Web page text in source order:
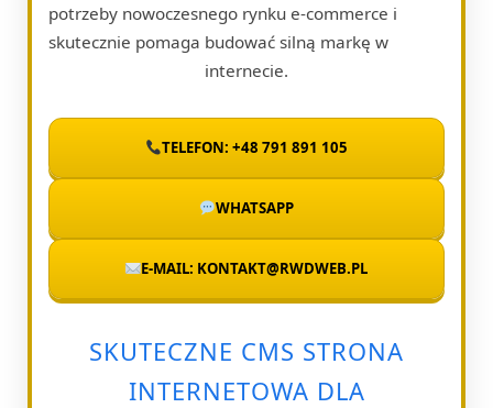
potrzeby nowoczesnego rynku e-commerce i
skutecznie pomaga budować silną markę w
internecie.
TELEFON: +48 791 891 105
WHATSAPP
E-MAIL: KONTAKT@RWDWEB.PL
SKUTECZNE CMS STRONA
INTERNETOWA DLA